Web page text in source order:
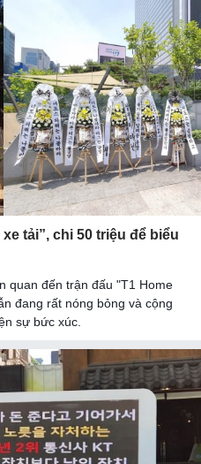
tải”, chi 50 triệu để biểu
quan đến trận đấu "T1 Home
đang rất nóng bỏng và cộng
sự bức xúc.